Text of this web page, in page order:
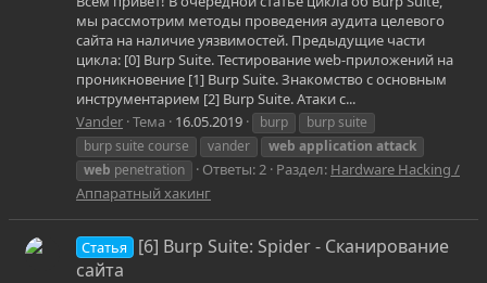
мы рассмотрим методы проведения аудита целевого
сайта на наличие уязвимостей. Предыдущие части
цикла: [0] Burp Suite. Тестирование web-приложений на
проникновение [1] Burp Suite. Знакомство с основным
инструментарием [2] Burp Suite. Атаки с...
Vander Тема 16.05.2019 burp
burp suite
burp suite course
vander web application attack
web penetration Ответы: 2 Раздел: Hardware Hacking /
Аппаратный хакинг
Статья
[6] Burp Suite: Spider - Сканирование
сайта